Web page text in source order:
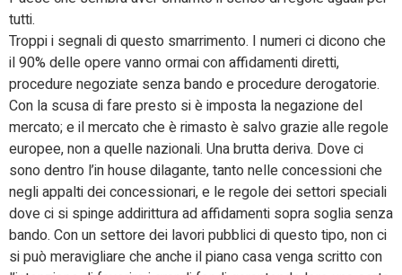
tutti.
Troppi i segnali di questo smarrimento. I numeri ci dicono che
il 90% delle opere vanno ormai con affidamenti diretti,
procedure negoziate senza bando e procedure derogatorie.
Con la scusa di fare presto si è imposta la negazione del
mercato; e il mercato che è rimasto è salvo grazie alle regole
europee, non a quelle nazionali. Una brutta deriva. Dove ci
sono dentro l’in house dilagante, tanto nelle concessioni che
negli appalti dei concessionari, e le regole dei settori speciali
dove ci si spinge addirittura ad affidamenti sopra soglia senza
bando. Con un settore dei lavori pubblici di questo tipo, non ci
si può meravigliare che anche il piano casa venga scritto con